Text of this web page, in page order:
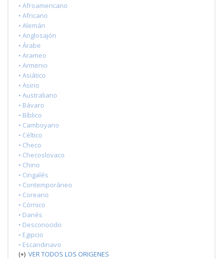
• Afroamericano
• Africano
• Alemán
• Anglosajón
• Árabe
• Arameo
• Armenio
• Asiático
• Asirio
• Australiano
• Bávaro
• Bíblico
• Camboyano
• Céltico
• Checo
• Checoslovaco
• Chino
• Cingalés
• Contemporáneo
• Coreano
• Córnico
• Danés
• Desconocido
• Egipcio
• Escandinavo
(+) VER TODOS LOS ORIGENES